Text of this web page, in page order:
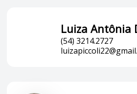
Luiza Antônia
(54) 3214.2727